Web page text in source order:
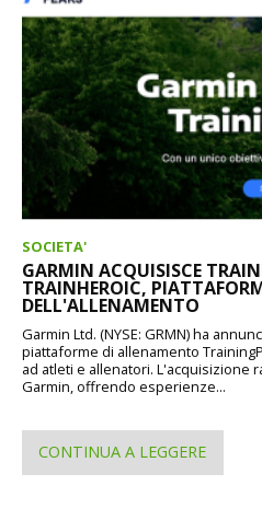
SOCIETA'
GARMIN ACQUISISCE
TRAINHEROIC,
DELL'ALLENAMENTO
Garmin Ltd. (NYSE: GRMN) ha
piattaforme di allenamento
ad atleti e allenatori. L'acquisizione
Garmin, offrendo esperienze...
CONTINUA A LEGGERE